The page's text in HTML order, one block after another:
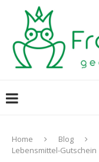
Home Blog
Lebensmittel-Gutschein